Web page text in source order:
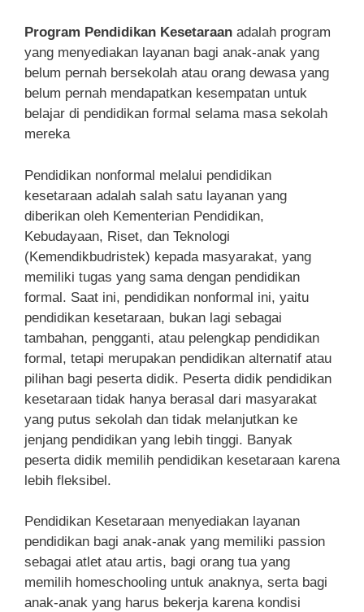
Program Pendidikan Kesetaraan adalah program
yang menyediakan layanan bagi anak-anak yang
belum pernah bersekolah atau orang dewasa yang
belum pernah mendapatkan kesempatan untuk
belajar di pendidikan formal selama masa sekolah
mereka
Pendidikan nonformal melalui pendidikan
kesetaraan adalah salah satu layanan yang
diberikan oleh Kementerian Pendidikan,
Kebudayaan, Riset, dan Teknologi
(Kemendikbudristek) kepada masyarakat, yang
memiliki tugas yang sama dengan pendidikan
formal. Saat ini, pendidikan nonformal ini, yaitu
pendidikan kesetaraan, bukan lagi sebagai
tambahan, pengganti, atau pelengkap pendidikan
formal, tetapi merupakan pendidikan alternatif atau
pilihan bagi peserta didik. Peserta didik pendidikan
kesetaraan tidak hanya berasal dari masyarakat
yang putus sekolah dan tidak melanjutkan ke
jenjang pendidikan yang lebih tinggi. Banyak
peserta didik memilih pendidikan kesetaraan karena
lebih fleksibel.
Pendidikan Kesetaraan menyediakan layanan
pendidikan bagi anak-anak yang memiliki passion
sebagai atlet atau artis, bagi orang tua yang
memilih homeschooling untuk anaknya, serta bagi
anak-anak yang harus bekerja karena kondisi